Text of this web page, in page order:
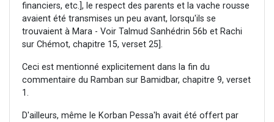
financiers, etc.], le respect des parents et la vache rousse
avaient été transmises un peu avant, lorsqu'ils se
trouvaient à Mara - Voir Talmud Sanhédrin 56b et Rachi
sur Chémot, chapitre 15, verset 25].
Ceci est mentionné explicitement dans la fin du
commentaire du Ramban sur Bamidbar, chapitre 9, verset
1.
D'ailleurs, même le Korban Pessa'h avait été offert par